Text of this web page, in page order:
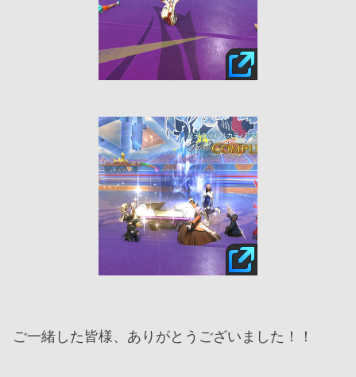
ご一緒した皆様、ありがとうございました！！